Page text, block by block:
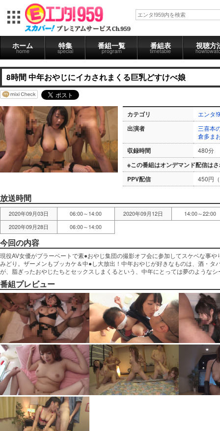
ホーム
home
特集
special
番組一覧
program
番組表
timetable
視聴方
8時間 中年おやじにイカされまくる巨乳どすけべ娘
カテゴリ エンタ
出演者
三喜本
倉多ま
収録時間 480分
※この番組はオンデマンド配信は
PPV配信
450円
放送時間
2020年09月03日 06:00～14:00 2020年09月12日
14:00～22:00
2020年09月28日
06:00～14:00
今回の内容
現役AV女優がプラーベートで素●おやじ集団の撮影オフ会に参加してスケベな事
みどり。ザーメンもブッカケ＆中●し大放出！中年おやじが好きなものは、酒・
が、脂ぎったおやじたちとセックスしまくるという、中年にとっては夢のような
番組プレビュー